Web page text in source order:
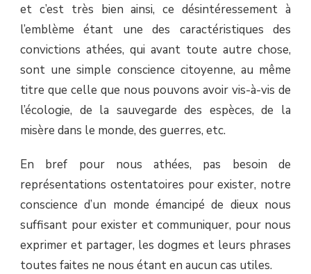
et c’est très bien ainsi, ce désintéressement à
l’emblème étant une des caractéristiques des
convictions athées, qui avant toute autre chose,
sont une simple conscience citoyenne, au même
titre que celle que nous pouvons avoir vis-à-vis de
l’écologie, de la sauvegarde des espèces, de la
misère dans le monde, des guerres, etc.
En bref pour nous athées, pas besoin de
représentations ostentatoires pour exister, notre
conscience d’un monde émancipé de dieux nous
suffisant pour exister et communiquer, pour nous
exprimer et partager, les dogmes et leurs phrases
toutes faites ne nous étant en aucun cas utiles.